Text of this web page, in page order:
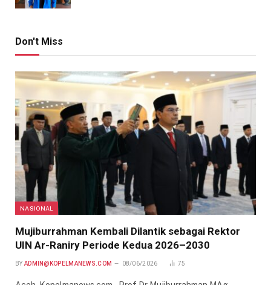
Don't Miss
NASIONAL
Mujiburrahman Kembali Dilantik sebagai Rektor
UIN Ar-Raniry Periode Kedua 2026–2030
BY ADMIN@KOPELMANEWS.COM 08/06/2026 75